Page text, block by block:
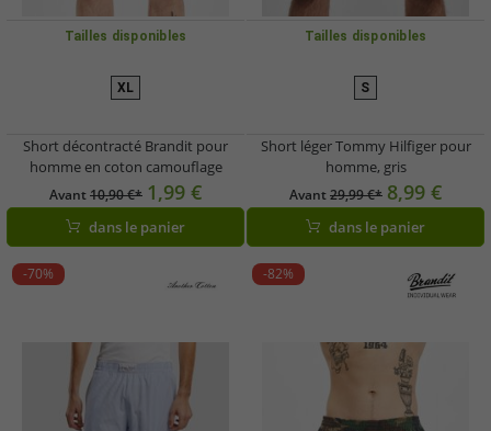
Tailles disponibles
XL
Short décontracté Brandit pour
homme en coton camouflage
Avant10,90 €* 1,99 €
dans le panier
Tailles disponibles
S
Short léger Tommy Hilfiger pour
homme, gris
Avant29,99 €* 8,99 €
dans le panier
-70% -82%